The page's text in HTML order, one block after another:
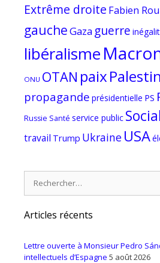
Extrême droite Fabien
gaucheGaza guerre
libéralisme
ONU OTAN paix
propagande présidentielle PS
Russie Santé service public Social
travail Trump Ukraine USA
Articles récents
Lettre ouverte à Monsieur Pedro
intellectuels d’Espagne 5 août 2026